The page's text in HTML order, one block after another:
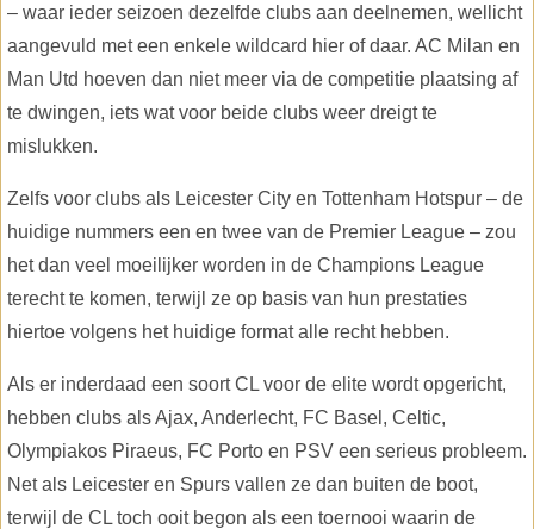
– waar ieder seizoen dezelfde clubs aan deelnemen, wellicht
aangevuld met een enkele wildcard hier of daar. AC Milan en
Man Utd hoeven dan niet meer via de competitie plaatsing af
te dwingen, iets wat voor beide clubs weer dreigt te
mislukken.
Zelfs voor clubs als Leicester City en Tottenham Hotspur – de
huidige nummers een en twee van de Premier League – zou
het dan veel moeilijker worden in de Champions League
terecht te komen, terwijl ze op basis van hun prestaties
hiertoe volgens het huidige format alle recht hebben.
Als er inderdaad een soort CL voor de elite wordt opgericht,
hebben clubs als Ajax, Anderlecht, FC Basel, Celtic,
Olympiakos Piraeus, FC Porto en PSV een serieus probleem.
Net als Leicester en Spurs vallen ze dan buiten de boot,
terwijl de CL toch ooit begon als een toernooi waarin de